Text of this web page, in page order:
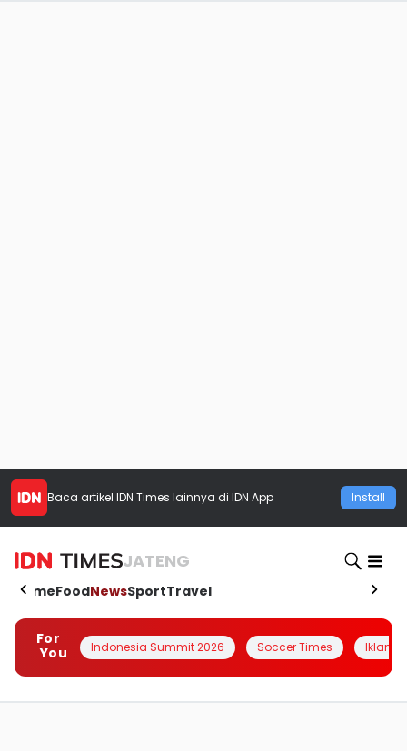
Baca artikel IDN Times lainnya di IDN App Install
JATENG
HomeFoodNewsSportTravel
For
You
Indonesia Summit 2026 Soccer Times Iklanin